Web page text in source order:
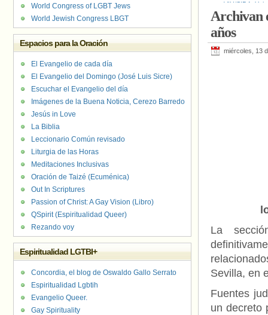
VIH/SIDA
Archivan
años
miércoles, 13
La
Sevilla, en
Fuentes
un decreto
World Congress of LGBT Jews
World Jewish Congress LBGT
Espacios para la Oración
El Evangelio de cada día
El Evangelio del Domingo (José Luis Sicre)
Escuchar el Evangelio del día
Imágenes de la Buena Noticia, Cerezo Barredo
Jesús in Love
La Biblia
Leccionario Común revisado
Liturgia de las Horas
Meditaciones Inclusivas
Oración de Taizé (Ecuménica)
Out In Scriptures
Passion of Christ: A Gay Vision (Libro)
QSpirit (Espiritualidad Queer)
Rezando voy
Espiritualidad LGTBI+
Concordia, el blog de Oswaldo Gallo Serrato
Espiritualidad Lgbtih
Evangelio Queer.
Gay Spirituality